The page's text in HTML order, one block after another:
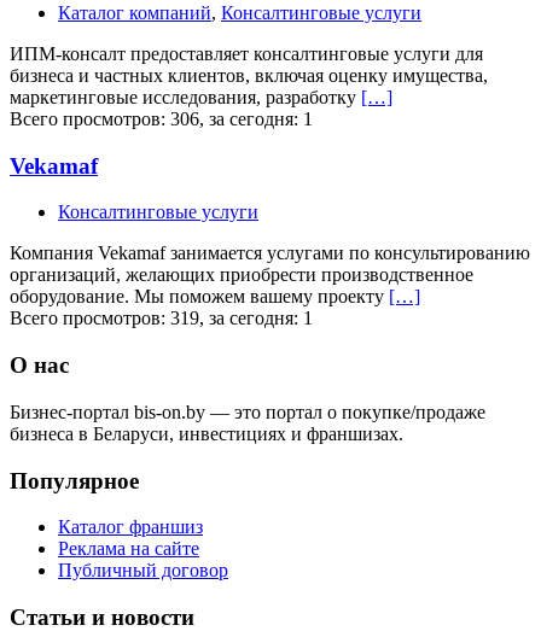
Каталог компаний, Консалтинговые услуги
ИПМ-консалт предоставляет консалтинговые услуги для
бизнеса и частных клиентов, включая оценку имущества,
маркетинговые исследования, разработку […]
Всего просмотров: 306, за сегодня: 1
Vekamaf
Консалтинговые услуги
Компания Vekamaf занимается услугами по консультированию
организаций, желающих приобрести производственное
оборудование. Мы поможем вашему проекту […]
Всего просмотров: 319, за сегодня: 1
О нас
Бизнес-портал bis-on.by — это портал о покупке/продаже
бизнеса в Беларуси, инвестициях и франшизах.
Популярное
Каталог франшиз
Реклама на сайте
Публичный договор
Статьи и новости